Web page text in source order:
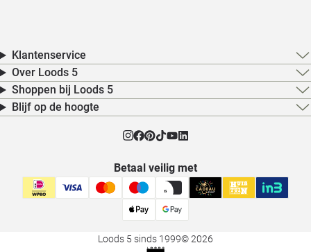
Klantenservice
Over Loods 5
Shoppen bij Loods 5
Blijf op de hoogte
Betaal veilig met
Loods 5 sinds 1999© 2026